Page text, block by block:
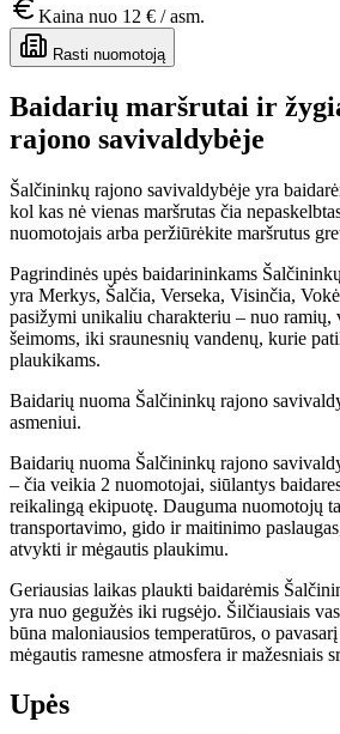
Kaina nuo 12 € / asm.
Rasti nuomotoją
Baidarių maršrutai ir
rajono savivaldybėje
Šalčininkų rajono savivaldybėje yra
kol kas nė vienas maršrutas čia
nuomotojais arba peržiūrėkite maršrutus
Pagrindinės upės baidarininkams
yra Merkys, Šalčia, Verseka, Visinčia,
pasižymi unikaliu charakteriu – nuo
šeimoms, iki sraunesnių vandenų, kurie
plaukikams.
Baidarių nuoma Šalčininkų rajono
asmeniui.
Baidarių nuoma Šalčininkų rajono
– čia veikia 2 nuomotojai, siūlantys
reikalingą ekipuotę. Dauguma nuomotojų
transportavimo, gido ir maitinimo
atvykti ir mėgautis plaukimu.
Geriausias laikas plaukti baidarėmis
yra nuo gegužės iki rugsėjo. Šilčiausiais
būna maloniausios temperatūros, o
mėgautis ramesne atmosfera ir mažesniais
Upės